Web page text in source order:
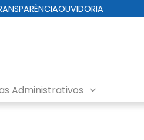
OUVIDORIA
Administrativos